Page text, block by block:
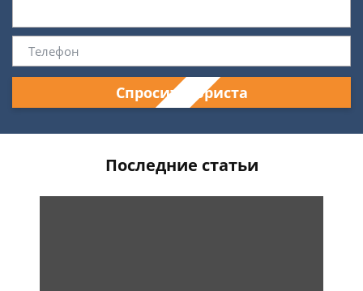
Спросить юриста
Последние статьи